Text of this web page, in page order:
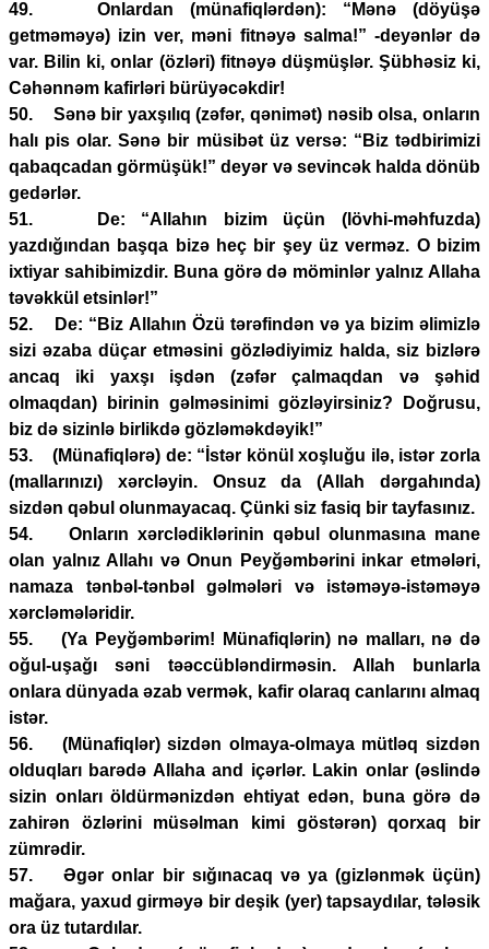
49. Onlardan (münafiqlərdən): “Mənə (döyüşə
getməməyə) izin ver, məni fitnəyə salma!” -deyənlər də
var. Bilin ki, onlar (özləri) fitnəyə düşmüşlər. Şübhəsiz ki,
Cəhənnəm kafirləri bürüyəcəkdir!
50. Sənə bir yaxşılıq (zəfər, qənimət) nəsib olsa, onların
halı pis olar. Sənə bir müsibət üz versə: “Biz tədbirimizi
qabaqcadan görmüşük!” deyər və sevincək halda dönüb
gedərlər.
51. De: “Allahın bizim üçün (lövhi-məhfuzda)
yazdığından başqa bizə heç bir şey üz verməz. O bizim
ixtiyar sahibimizdir. Buna görə də möminlər yalnız Allaha
təvəkkül etsinlər!”
52. De: “Biz Allahın Özü tərəfindən və ya bizim əlimizlə
sizi əzaba düçar etməsini gözlədiyimiz halda, siz bizlərə
ancaq iki yaxşı işdən (zəfər çalmaqdan və şəhid
olmaqdan) birinin gəlməsinimi gözləyirsiniz? Doğrusu,
biz də sizinlə birlikdə gözləməkdəyik!”
53. (Münafiqlərə) de: “İstər könül xoşluğu ilə, istər zorla
(mallarınızı) xərcləyin. Onsuz da (Allah dərgahında)
sizdən qəbul olunmayacaq. Çünki siz fasiq bir tayfasınız.
54. Onların xərclədiklərinin qəbul olunmasına mane
olan yalnız Allahı və Onun Peyğəmbərini inkar etmələri,
namaza tənbəl-tənbəl gəlmələri və istəməyə-istəməyə
xərcləmələridir.
55. (Ya Peyğəmbərim! Münafiqlərin) nə malları, nə də
oğul-uşağı səni təəccübləndirməsin. Allah bunlarla
onlara dünyada əzab vermək, kafir olaraq canlarını almaq
istər.
56. (Münafiqlər) sizdən olmaya-olmaya mütləq sizdən
olduqları barədə Allaha and içərlər. Lakin onlar (əslində
sizin onları öldürmənizdən ehtiyat edən, buna görə də
zahirən özlərini müsəlman kimi göstərən) qorxaq bir
zümrədir.
57. Əgər onlar bir sığınacaq və ya (gizlənmək üçün)
mağara, yaxud girməyə bir deşik (yer) tapsaydılar, tələsik
ora üz tutardılar.